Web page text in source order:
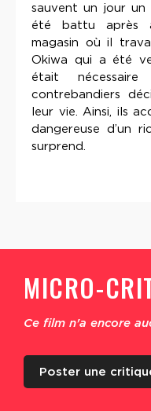
sauvent un jour un
été battu après
magasin où il
Okiwa qui a été
était
contrebandiers
leur vie. Ainsi, ils
dangereuse d’un
surprend.
MICRO-
Ce film n'a encore
Poster une